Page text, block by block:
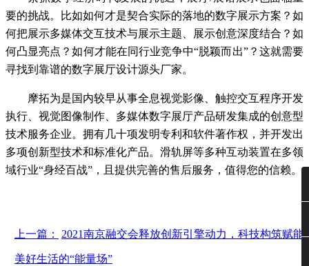
要的挑战。比如如何才是契合实际的落地的数字展示方案？如
何把展示多媒体交互技术与展示主题、展示创意深度结合？如
何凸显亮点？如何才能在同行业竞争中“脱颖而出”？这就需要
寻找到靠谱的数字展厅设计源头厂家。
摩拓为是国内较早从事全息视觉影像、触控交互程序开发
执行、视觉图像制作、多媒体数字展厅产品研发集成的创意型
技术服务企业。拥有几十项发明专利和软件著作权，并开发出
多项创新型技术和标准化产品。滑轨屏等多种互动装置在多领
域行业“身经百战”，且提供完善的售后服务，值得您的信赖。
上一篇： 2021南京融交会释放创新引擎动力，科技构筑赋能
美好生活的“能量场”